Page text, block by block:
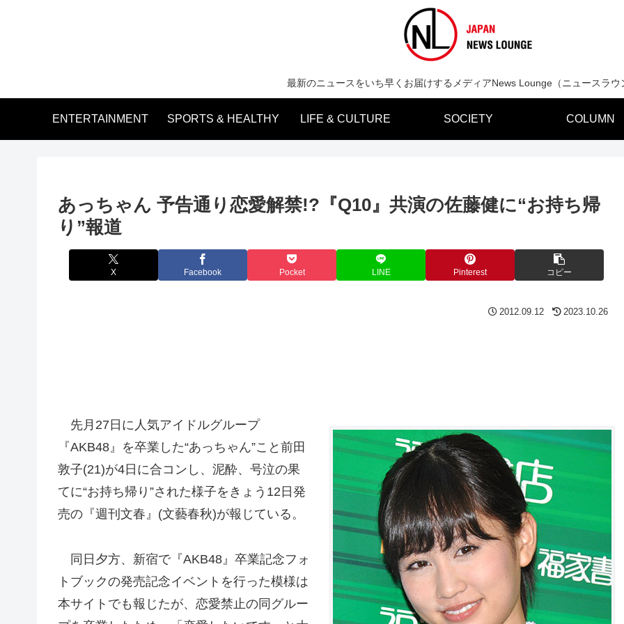
最新のニュースをいち早くお届けするメディアNews Lounge（ニュースラウ
ENTERTAINMENT SPORTS & HEALTHY LIFE & CULTURE SOCIETY COLUMN
あっちゃん 予告通り恋愛解禁!?『Q10』共演の佐藤健に“お持ち帰
り”報道
X Facebook Pocket LINE Pinterest コピー
2012.09.12 2023.10.26
先月27日に人気アイドルグループ
『AKB48』を卒業した“あっちゃん”こと前田
敦子(21)が4日に合コンし、泥酔、号泣の果
てに“お持ち帰り”された様子をきょう12日発
売の『週刊文春』(文藝春秋)が報じている。
同日夕方、新宿で『AKB48』卒業記念フォ
トブックの発売記念イベントを行った模様は
本サイトでも報じたが、恋愛禁止の同グルー